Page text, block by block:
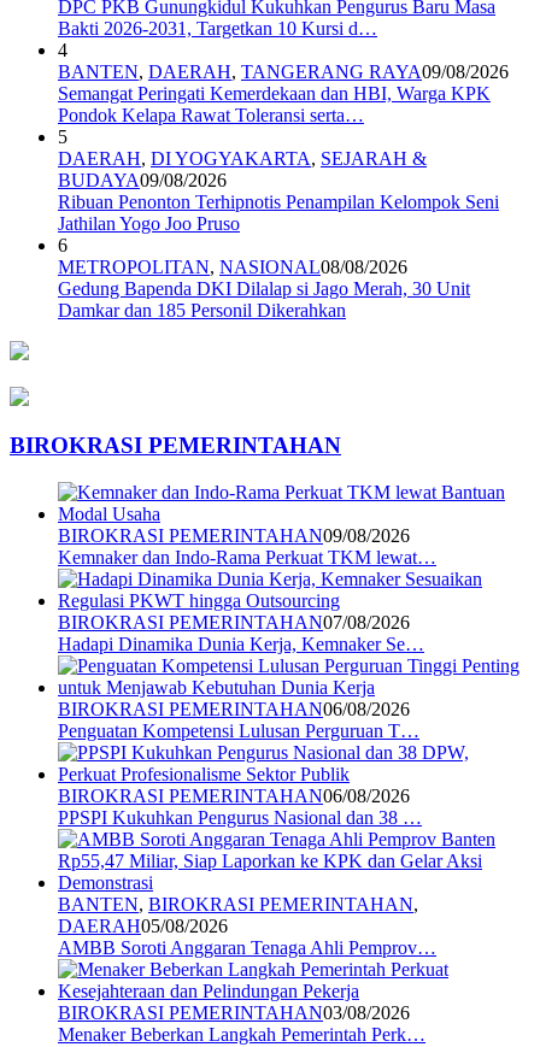
DPC PKB Gunungkidul Kukuhkan Pengurus Baru Masa
Bakti 2026-2031, Targetkan 10 Kursi d…
4
BANTEN, DAERAH, TANGERANG RAYA09/08/2026
Semangat Peringati Kemerdekaan dan HBI, Warga KPK
Pondok Kelapa Rawat Toleransi serta…
5
DAERAH, DI YOGYAKARTA, SEJARAH &
BUDAYA09/08/2026
Ribuan Penonton Terhipnotis Penampilan Kelompok Seni
Jathilan Yogo Joo Pruso
6
METROPOLITAN, NASIONAL08/08/2026
Gedung Bapenda DKI Dilalap si Jago Merah, 30 Unit
Damkar dan 185 Personil Dikerahkan
BIROKRASI PEMERINTAHAN
BIROKRASI PEMERINTAHAN09/08/2026
Kemnaker dan Indo-Rama Perkuat TKM lewat…
BIROKRASI PEMERINTAHAN07/08/2026
Hadapi Dinamika Dunia Kerja, Kemnaker Se…
BIROKRASI PEMERINTAHAN06/08/2026
Penguatan Kompetensi Lulusan Perguruan T…
BIROKRASI PEMERINTAHAN06/08/2026
PPSPI Kukuhkan Pengurus Nasional dan 38 …
BANTEN, BIROKRASI PEMERINTAHAN,
DAERAH05/08/2026
AMBB Soroti Anggaran Tenaga Ahli Pemprov…
BIROKRASI PEMERINTAHAN03/08/2026
Menaker Beberkan Langkah Pemerintah Perk…